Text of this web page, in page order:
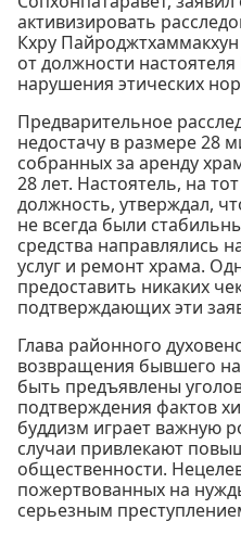
активизировать
Кхру
от должности
нарушения этических
Предварительное
недостачу в размере 28
собранных за аренду
28 лет. Настоятель, на
должность, утверждал,
не всегда были
средства направлялись
услуг и ремонт храма.
предоставить никаких
подтверждающих эти
Глава районного
возвращения бывшего
быть предъявлены
подтверждения фактов
буддизм играет важную
случаи привлекают
общественности.
пожертвованных на
серьезным